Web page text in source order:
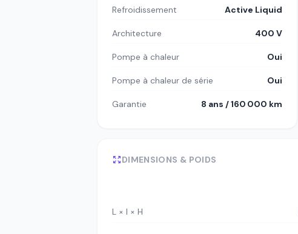
Refroidissement Active Liquid
Architecture 400 V
Pompe à chaleur Oui
Pompe à chaleur de série Oui
Garantie 8 ans / 160 000 km
DIMENSIONS & POIDS
L × l × H